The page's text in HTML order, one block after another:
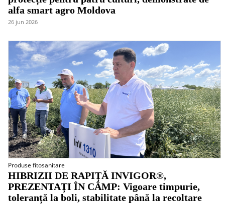
alfa smart agro Moldova
26 jun 2026
Produse fitosanitare
HIBRIZII DE RAPIȚĂ INVIGOR®,
PREZENTAȚI ÎN CÂMP: Vigoare timpurie,
toleranță la boli, stabilitate până la recoltare